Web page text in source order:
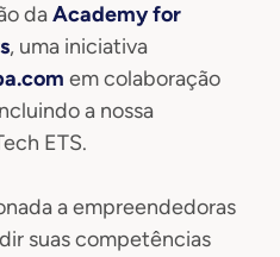
daAcademy for
, uma iniciativa
em colaboração
a nossa
ETS.
a empreendedoras
suas competências